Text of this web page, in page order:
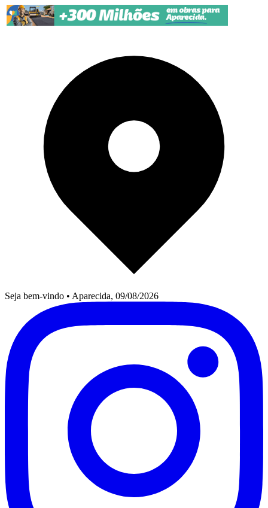
Pular para o conteúdo
Seja bem-vindo • Aparecida, 09/08/2026